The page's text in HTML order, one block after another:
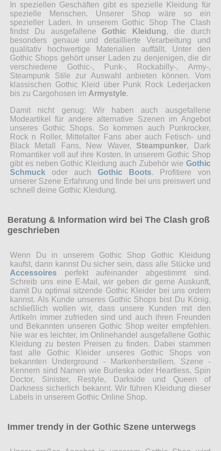
In speziellen Geschäften gibt es spezielle Kleidung für
spezielle Menschen. Unserer Shop wäre so ein
spezieller Laden. In unserem Gothic Shop The Clash
findst Du ausgefallene Gothic Kleidung, die durch
besonders genaue und detaillierte Verarbeitung und
qualitativ hochwertige Materialien auffällt. Unter den
Gothic Shops gehört unser Laden zu denjenigen, die dir
verschiedene Gothic-, Punk-, Rockabilly-, Army-,
Steampunk Stile zur Auswahl anbieten können. Vom
klassischen Gothic Kleid über Punk Rock Lederjacken
bis zu Cargohosen im Armystyle.
Damit nicht genug: Wir haben auch ausgefallene
Modeartikel für andere alternative Szenen im Angebot
unseres Gothic Shops. So kommen auch Punkrocker,
Rock n Roller, Mittelalter Fans aber auch Fetisch- und
Black Metall Fans, New Waver, Steampunker, Dark
Romantiker voll auf ihre Kosten. In unserem Gothic Shop
gibt es neben Gothic Kleidung auch Zubehör wie Gothic
Schmuck oder auch Gothic Boots. Profitiere von
unserer Szene Erfahrung und finde bei uns preiswert und
schnell deine Gothic Kleidung.
Beratung & Information wird bei The Clash groß
geschrieben
Wenn Du in unserem Gothic Shop Gothic Kleidung
kaufst, dann kannst Du sicher sein, dass alle Stücke und
Accessoires perfekt aufeinander abgestimmt sind.
Schreib uns eine E-Mail, wir geben dir gerne Auskunft,
damit Du optimal sitzende Gothic Kleider bei uns ordern
kannst. Als Kunde unseres Gothic Shops bist Du König,
schließlich wollen wir, dass unsere Kunden mit den
Artikeln immer zufrieden sind und auch ihren Freunden
und Bekannten unseren Gothic Shop weiter empfehlen.
Nie war es leichter, im Onlinehandel ausgefallene Gothic
Kleidung zu besten Preisen zu finden. Dabei stammen
fast alle Gothic Kleider unseres Gothic Shops von
bekannten Underground - Markenherstellern. Szene -
Kennern sind Namen wie Burleska oder Heartless, Spin
Doctor, Sinister, Restyle, Darkside und Queen of
Darkness sicherlich bekannt. Wir führen Kleidung dieser
Labels in unserem Gothic Online Shop.
Immer trendy in der Gothic Szene unterwegs